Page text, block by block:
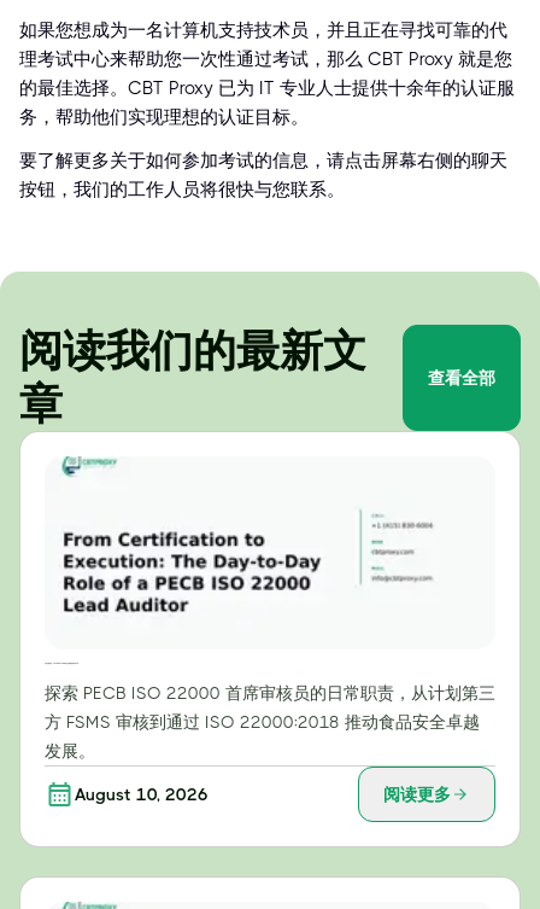
如果您想成为一名计算机支持技术员，并且正在寻找可靠的代
理考试中心来帮助您一次性通过考试，那么 CBT Proxy 就是您
的最佳选择。CBT Proxy 已为 IT 专业人士提供十余年的认证服
务，帮助他们实现理想的认证目标。
要了解更多关于如何参加考试的信息，请点击屏幕右侧的聊天
按钮，我们的工作人员将很快与您联系。
阅读我们的最新文
章
查看全部
探索 PECB ISO 22000 首席审核员的日常职责，从计划第三
方 FSMS 审核到通过 ISO 22000:2018 推动食品安全卓越
发展。
August 10, 2026 阅读更多